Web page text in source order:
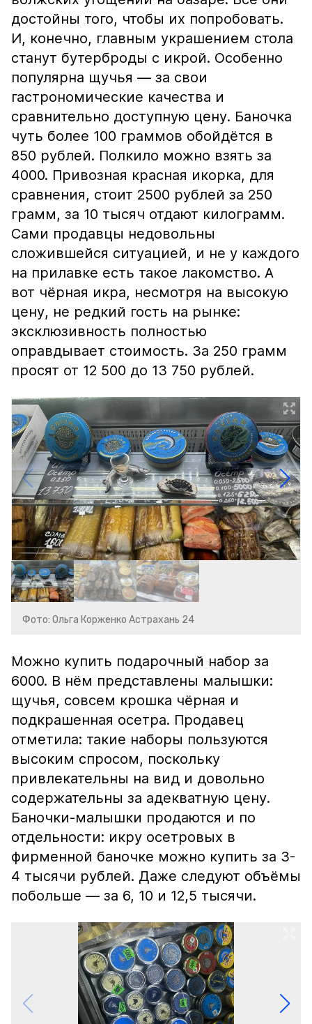
достойны того, чтобы их попробовать.
И, конечно, главным украшением стола
станут бутерброды с икрой. Особенно
популярна щучья — за свои
гастрономические качества и
сравнительно доступную цену. Баночка
чуть более 100 граммов обойдётся в
850 рублей. Полкило можно взять за
4000. Привозная красная икорка, для
сравнения, стоит 2500 рублей за 250
грамм, за 10 тысяч отдают килограмм.
Сами продавцы недовольны
сложившейся ситуацией, и не у каждого
на прилавке есть такое лакомство. А
вот чёрная икра, несмотря на высокую
цену, не редкий гость на рынке:
эксклюзивность полностью
оправдывает стоимость. За 250 грамм
просят от 12 500 до 13 750 рублей.
Фото: Ольга Корженко Астрахань 24
Можно купить подарочный набор за
6000. В нём представлены малышки:
щучья, совсем крошка чёрная и
подкрашенная осетра. Продавец
отметила: такие наборы пользуются
высоким спросом, поскольку
привлекательны на вид и довольно
содержательны за адекватную цену.
Баночки-малышки продаются и по
отдельности: икру осетровых в
фирменной баночке можно купить за 3-
4 тысячи рублей. Даже следуют объёмы
побольше — за 6, 10 и 12,5 тысячи.